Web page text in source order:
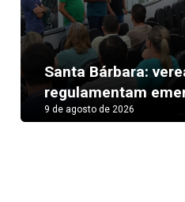
Santa Bárbara:
regulamentam
9 de agosto de 2026